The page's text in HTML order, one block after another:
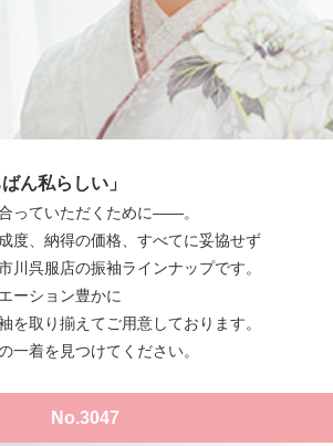
ん私らしい」
っていただくために――。
度、納得の価格、すべてに妥協せず
川呉服店の振袖ラインナップです。
ーション豊かに
を取り揃えてご用意しております。
一着を見つけてください。
No.3047